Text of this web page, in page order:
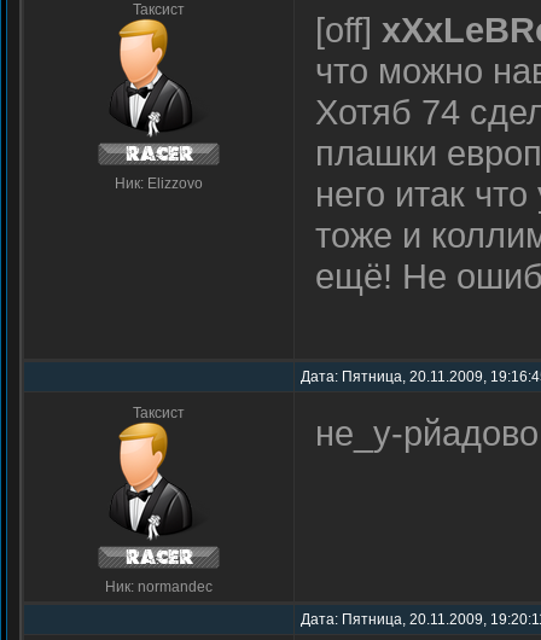
Таксист
Ник: Elizzovo
[off]
что можно
Хотяб 74
плашки
него итак
тоже и
ещё! Не
Дата: Пятница, 20.11.2009,
Таксист
Ник: normandec
не_у-
Дата: Пятница, 20.11.2009,